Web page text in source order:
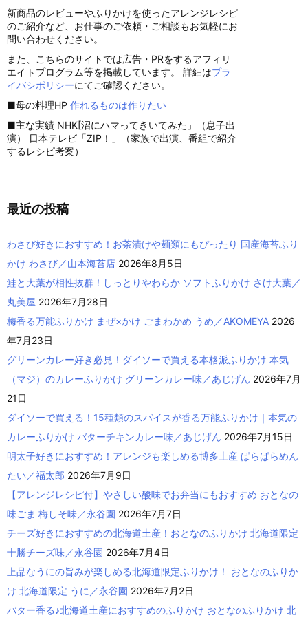
新商品のレビューやふりかけを使ったアレンジレシピ
のご紹介など、お仕事のご依頼・ご相談もお気軽にお
問い合わせください。
また、こちらのサイトでは広告・PRをするアフィリ
エイトプログラム等を掲載しています。 詳細はプラ
イバシポリシーにてご確認ください。
■母の料理HP 作れるものは作りたい
■主な実績 NHK[沼にハマってきいてみた」（息子出
演） 日本テレビ「ZIP！」（家族で出演、番組で紹介
するレシピ考案）
最近の投稿
わさび好きにおすすめ！お茶漬けや麺類にもぴったり 国産海苔ふり
かけ わさび／山本海苔店 2026年8月5日
鮭と大葉が相性抜群！しっとりやわらか ソフトふりかけ さけ大葉／
丸美屋 2026年7月28日
梅香る万能ふりかけ まぜ×かけ ごまわかめ うめ／AKOMEYA 2026
年7月23日
グリーンカレー好き必見！ダイソーで買える本格派ふりかけ 本気
（マジ）のカレーふりかけ グリーンカレー味／あじげん 2026年7月
21日
ダイソーで買える！15種類のスパイスが香る万能ふりかけ｜本気の
カレーふりかけ バターチキンカレー味／あじげん 2026年7月15日
明太子好きにおすすめ！アレンジも楽しめる博多土産 ぱらぱらめん
たい／福太郎 2026年7月9日
【アレンジレシピ付】やさしい酸味でお弁当にもおすすめ おとなの
味ごま 梅しそ味／永谷園 2026年7月7日
チーズ好きにおすすめの北海道土産！おとなのふりかけ 北海道限定
十勝チーズ味／永谷園 2026年7月4日
上品なうにの旨みが楽しめる北海道限定ふりかけ！ おとなのふりか
け 北海道限定 うに／永谷園 2026年7月2日
バター香る♪北海道土産におすすめのふりかけ おとなのふりかけ 北